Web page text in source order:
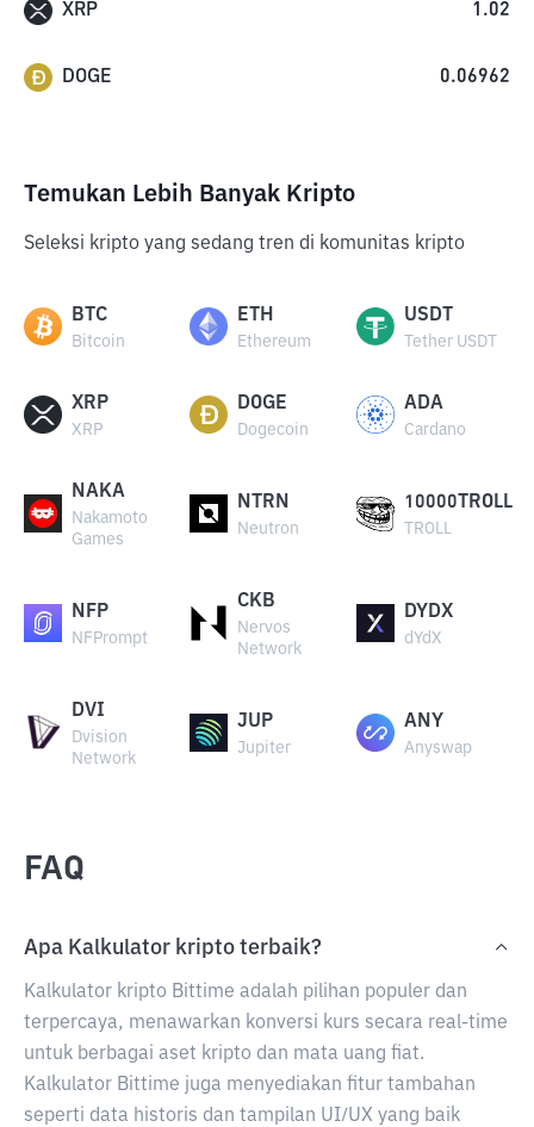
XRP 1.02
DOGE 0.06962
Temukan Lebih Banyak Kripto
Seleksi kripto yang sedang tren di komunitas kripto
BTC
Bitcoin
ETH
Ethereum
USDT
Tether USDT
XRP
XRP
DOGE
Dogecoin
ADA
Cardano
NAKA
Nakamoto
Games
NTRN
Neutron
10000TROLL
TROLL
NFP
NFPrompt
CKB
Nervos
Network
DYDX
dYdX
DVI
Dvision
Network
JUP
Jupiter
ANY
Anyswap
FAQ
Apa Kalkulator kripto terbaik?
Kalkulator kripto Bittime adalah pilihan populer dan
terpercaya, menawarkan konversi kurs secara real-time
untuk berbagai aset kripto dan mata uang fiat.
Kalkulator Bittime juga menyediakan fitur tambahan
seperti data historis dan tampilan UI/UX yang baik